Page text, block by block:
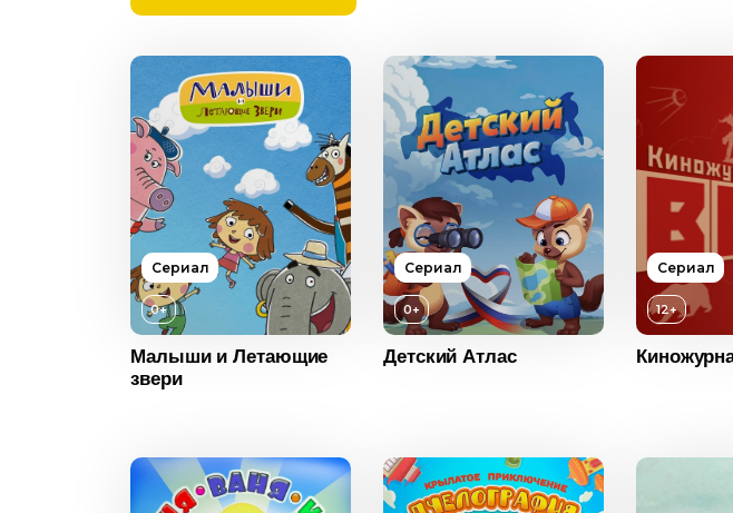
Сериал
0+
Малыши и Летающие
звери
Год 2021
Страна Россия
Сериал
0+
Детский Атлас
Сериал
12+